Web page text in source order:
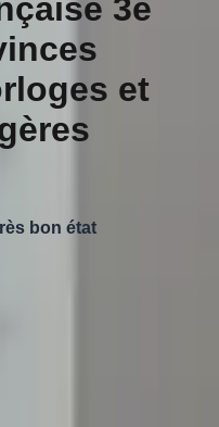
3e
et
bon état